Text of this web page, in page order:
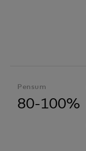
Pensum
80-100%